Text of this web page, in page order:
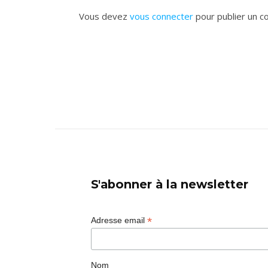
Vous devez vous connecter pour publier un
S'abonner à la newsletter
Adresse email *
Nom